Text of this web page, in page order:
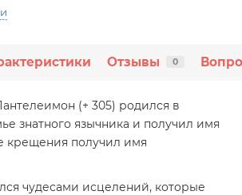
Отзывы 0
(+ 305) родился в
знатного язычника и получил имя
крещения получил имя
чудесами исцелений, которые